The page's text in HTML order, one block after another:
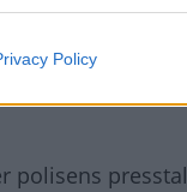
Policy
anhölls,
Ram
polisens